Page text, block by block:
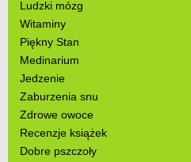
Ludzki mózg
Witaminy
Piękny Stan
Medinarium
Jedzenie
Zaburzenia snu
Zdrowe owoce
Recenzje książek
Dobre pszczoły